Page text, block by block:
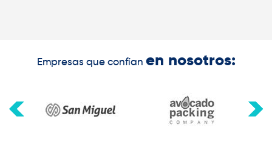
Empresas que confían en nosotros: